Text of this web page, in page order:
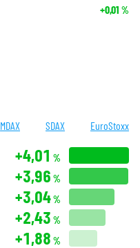
+0,01 %
MDAX SDAX EuroStoxx
+4,01 %
+3,96 %
+3,04%
+2,43 %
+1,88 %